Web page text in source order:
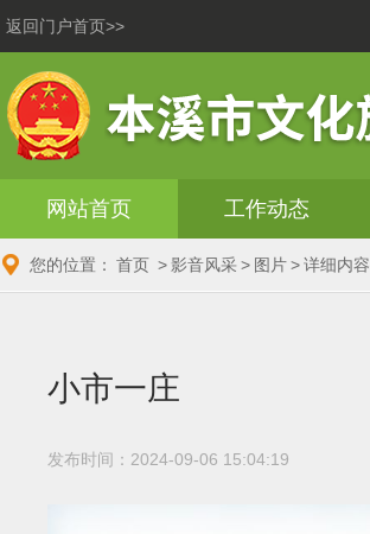
返回门户首页>>
网站首页 工作动态
您的位置： 首页 >影音风采> 图片>详细内容
小市一庄
发布时间：2024-09-06 15:04:19